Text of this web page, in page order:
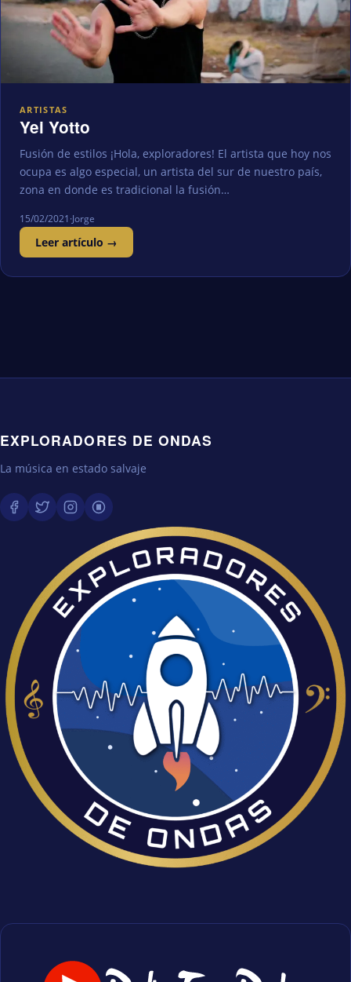
ARTISTAS
Yei Yotto
Fusión de estilos ¡Hola, exploradores! El artista que hoy nos
ocupa es algo especial, un artista del sur de nuestro país,
zona en donde es tradicional la fusión…
15/02/2021·Jorge
Leer artículo →
EXPLORADORES DE ONDAS
La música en estado salvaje